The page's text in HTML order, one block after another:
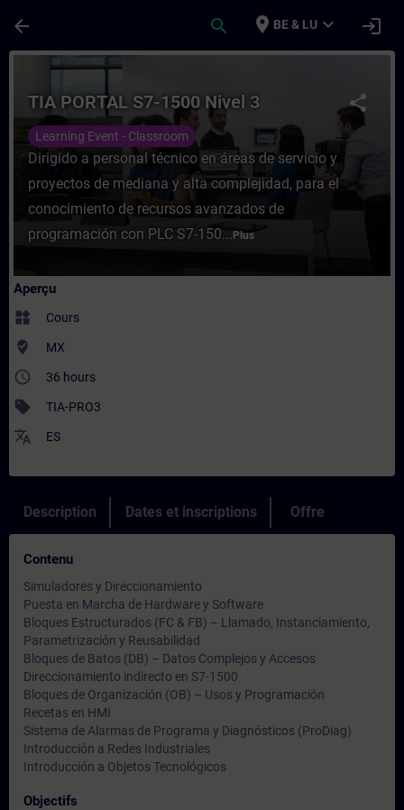
arrow_back search place BE & LU expand_more login
Cours - TIA PORTAL S7-1500 Nivel 3 -
share
TIA PORTAL S7-1500 Nivel 3
Learning Event - Classroom
Dirigido a personal técnico en áreas de servicio y
proyectos de mediana y alta complejidad, para el
conocimiento de recursos avanzados de
programación con PLC S7-150... Plus
Aperçu
widgets Cours
where_to_vote MX
access_time 36 hours
sell TIA-PRO3
translate ES
Description Dates et inscriptions Offre
Contenu
Simuladores y Direccionamiento
Puesta en Marcha de Hardware y Software
Bloques Estructurados (FC & FB) – Llamado, Instanciamiento,
Parametrización y Reusabilidad
Bloques de Batos (DB) – Datos Complejos y Accesos
Direccionamiento indirecto en S7-1500
Bloques de Organización (OB) – Usos y Programación
Recetas en HMI
Sistema de Alarmas de Programa y Diagnósticos (ProDiag)
Introducción a Redes Industriales
Introducción a Objetos Tecnológicos
Objectifs